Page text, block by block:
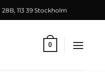
113 39 Stockholm
0